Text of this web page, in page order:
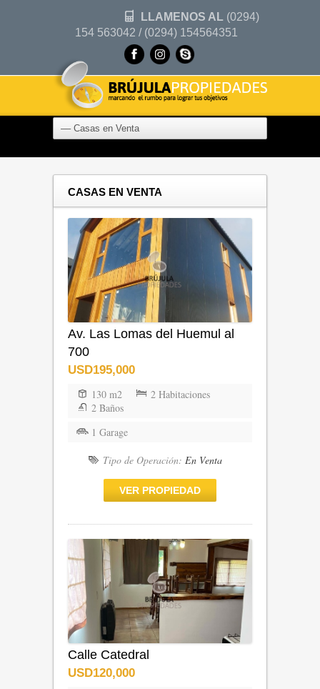
LLAMENOS AL (0294)
154 563042 / (0294) 154564351
CASAS EN VENTA
Av. Las Lomas del Huemul al
700
USD195,000
130 m2
2 Habitaciones
2 Baños
1 Garage
Tipo de Operación: En Venta
VER PROPIEDAD
Calle Catedral
USD120,000